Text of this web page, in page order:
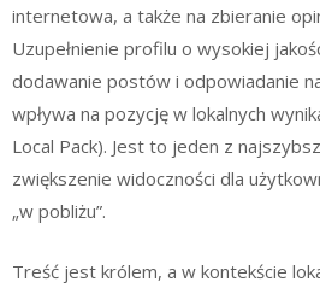
internetowa, a także na zbieranie
Uzupełnienie profilu o wysokiej
dodawanie postów i odpowiadanie
wpływa na pozycję w lokalnych
Local Pack). Jest to jeden z
zwiększenie widoczności dla
„w pobliżu”.
Treść jest królem, a w kontekście